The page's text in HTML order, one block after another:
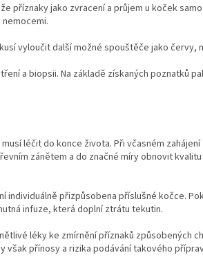
příznaky jako zvracení a průjem u koček
vyloučit další možné spouštěče jako červy,
a biopsii. Na základě získaných poznatků
léčit do konce života.Při včasném
zánětem a do značné míry obnovit
přizpůsobena příslušné kočce.
infuze, která doplní ztrátu tekutin.
léky ke zmírnění příznaků způsobených
však přínosy a rizika podávání takového